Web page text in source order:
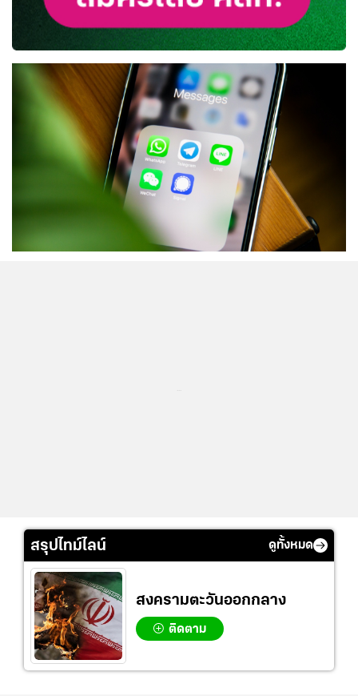
สรุปไทม์ไลน์ ดูทั้งหมด
สงครามตะวันออกกลาง
ติดตาม